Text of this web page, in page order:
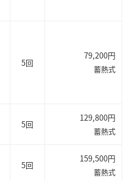
5回
79,200円
蓄熱式
5回
129,800円
蓄熱式
5回
159,500円
蓄熱式